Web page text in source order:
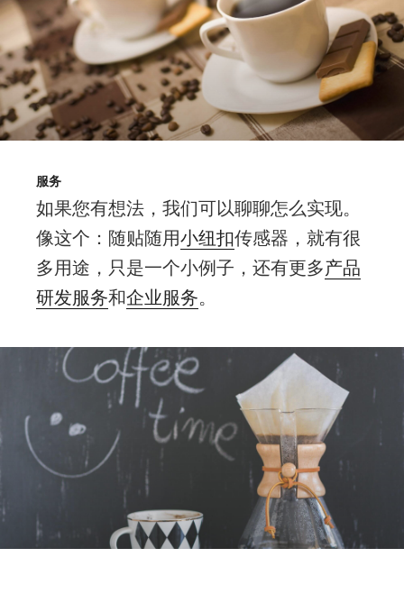
服务
如果您有想法，我们可以聊聊怎么实现。
像这个： 随贴随用小纽扣传感器，就有很
多用途，只是一个小例子，还有更多产品
研发服务和企业服务。